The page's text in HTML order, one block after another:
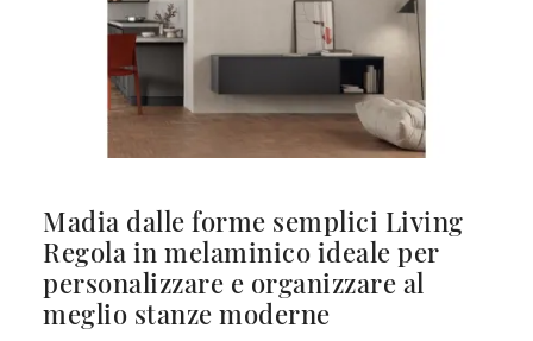
Madia dalle forme semplici Living
Regola in melaminico ideale per
personalizzare e organizzare al
meglio stanze moderne